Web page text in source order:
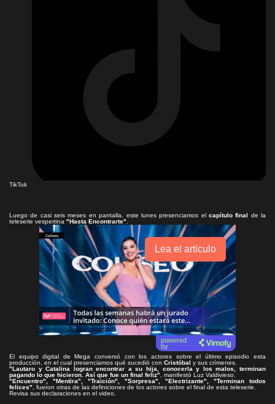
TikTok
Luego de casi seis meses en pantalla, este lunes presenciamos el capítulo final de la
teleserie vespertina "Hasta Encontrarte"
Lea el artículo
powered
by
El equipo digital de Mega conversó con los actores sobre el último episodio esta
producción, en el cual presenciamos qué sucedió con Cristóbal y sus crímenes.
"Lautaro y Catalina logran encontrar a su hija, conocerla y los malos, terminan
pagando lo que hicieron. Así que fue un final feliz" , manifestó Luz Valdivieso.
"Encuentro", "Mentira", "Traición", "Sorpresa", "Electrizante", "Terminan todos
felices" , fueron otras de las definiciones de los actores sobre el final de esta teleserie.
Revisa sus declaraciones en el video.